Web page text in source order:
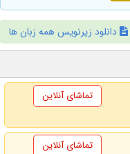
دانلود زیرنویس همه زبان ها
تماشای آنلاین
تماشای آنلاین